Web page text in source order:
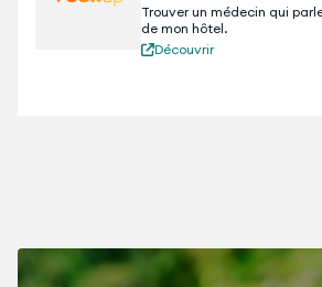
Trouver un médecin qui
de mon hôtel.
Découvrir